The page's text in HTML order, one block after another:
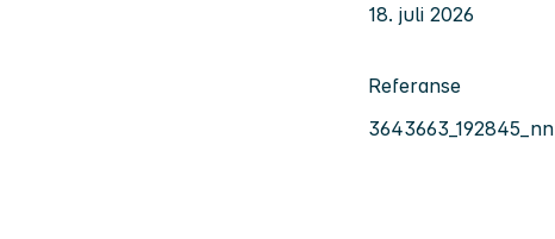
18. juli 2026
Referanse
3643663_192845_nn